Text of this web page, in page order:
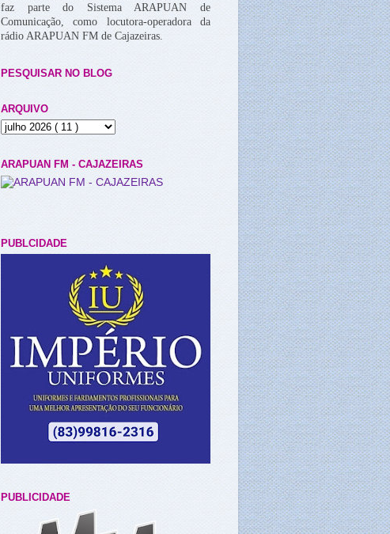
faz parte do Sistema ARAPUAN de
Comunicação, como locutora-operadora da
rádio ARAPUAN FM de Cajazeiras.
PESQUISAR NO BLOG
ARQUIVO
ARAPUAN FM - CAJAZEIRAS
PUBLCIDADE
PUBLICIDADE